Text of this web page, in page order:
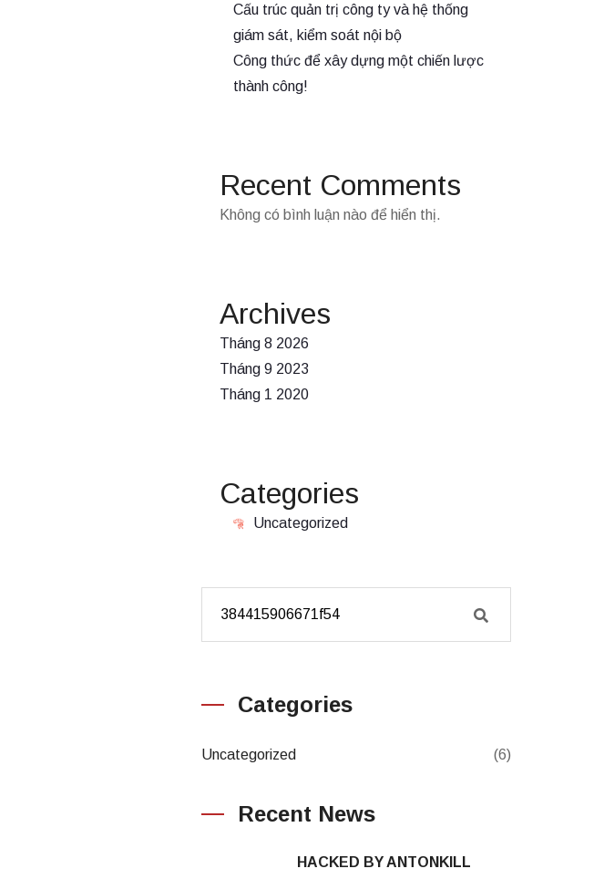
Cấu trúc quản trị công ty và hệ thống
giám sát, kiểm soát nội bộ
Công thức để xây dựng một chiến lược
thành công!
Recent Comments
Không có bình luận nào để hiển thị.
Archives
Tháng 8 2026
Tháng 9 2023
Tháng 1 2020
Categories
Uncategorized
Categories
Uncategorized (6)
Recent News
HACKED BY ANTONKILL